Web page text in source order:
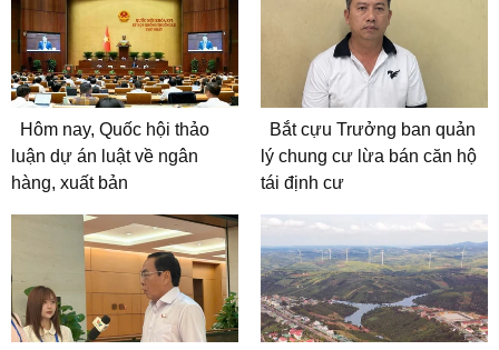
Hôm nay, Quốc hội thảo
luận dự án luật về ngân
hàng, xuất bản
Bắt cựu Trưởng ban quản
lý chung cư lừa bán căn hộ
tái định cư